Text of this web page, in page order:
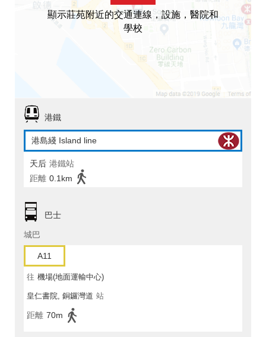
顯示莊苑附近的交通連線，設施，醫院和
學校
港鐵
港島綫 Island line
天后 港鐵站
距離 0.1km
巴士
城巴
A11
往 機場(地面運輸中心)
皇仁書院, 銅鑼灣道 站
距離 70m